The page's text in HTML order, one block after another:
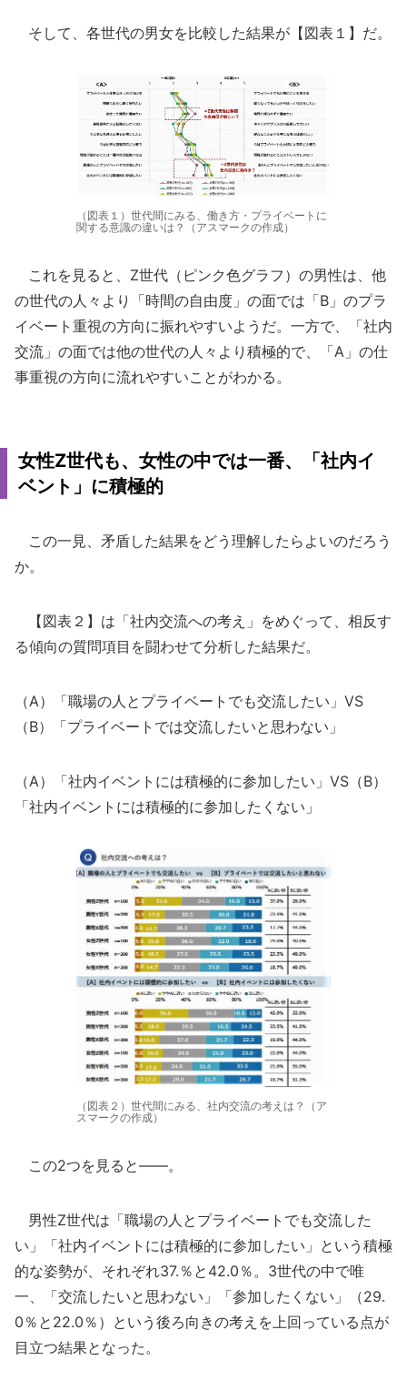
そして、各世代の男女を比較した結果が【図表１】だ。
（図表１）世代間にみる、働き方・プライベートに
関する意識の違いは？（アスマークの作成）
これを見ると、Z世代（ピンク色グラフ）の男性は、他
の世代の人々より「時間の自由度」の面では「B」のプラ
イベート重視の方向に振れやすいようだ。一方で、「社内
交流」の面では他の世代の人々より積極的で、「A」の仕
事重視の方向に流れやすいことがわかる。
女性Z世代も、女性の中では一番、「社内イ
ベント」に積極的
この一見、矛盾した結果をどう理解したらよいのだろう
か。
【図表２】は「社内交流への考え」をめぐって、相反す
る傾向の質問項目を闘わせて分析した結果だ。
（A）「職場の人とプライベートでも交流したい」VS
（B）「プライベートでは交流したいと思わない」
（A）「社内イベントには積極的に参加したい」VS（B）
「社内イベントには積極的に参加したくない」
（図表２）世代間にみる、社内交流の考えは？（ア
スマークの作成）
この2つを見ると――。
男性Z世代は「職場の人とプライベートでも交流した
い」「社内イベントには積極的に参加したい」という積極
的な姿勢が、それぞれ37.％と42.0％。3世代の中で唯
一、「交流したいと思わない」「参加したくない」（29.
0％と22.0％）という後ろ向きの考えを上回っている点が
目立つ結果となった。